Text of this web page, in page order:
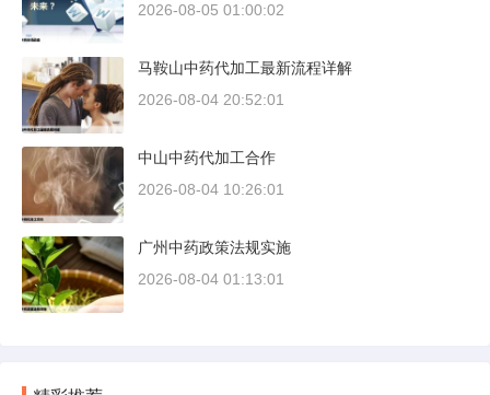
2026-08-05 01:00:02
马鞍山中药代加工最新流程详解
2026-08-04 20:52:01
中山中药代加工合作
2026-08-04 10:26:01
广州中药政策法规实施
2026-08-04 01:13:01